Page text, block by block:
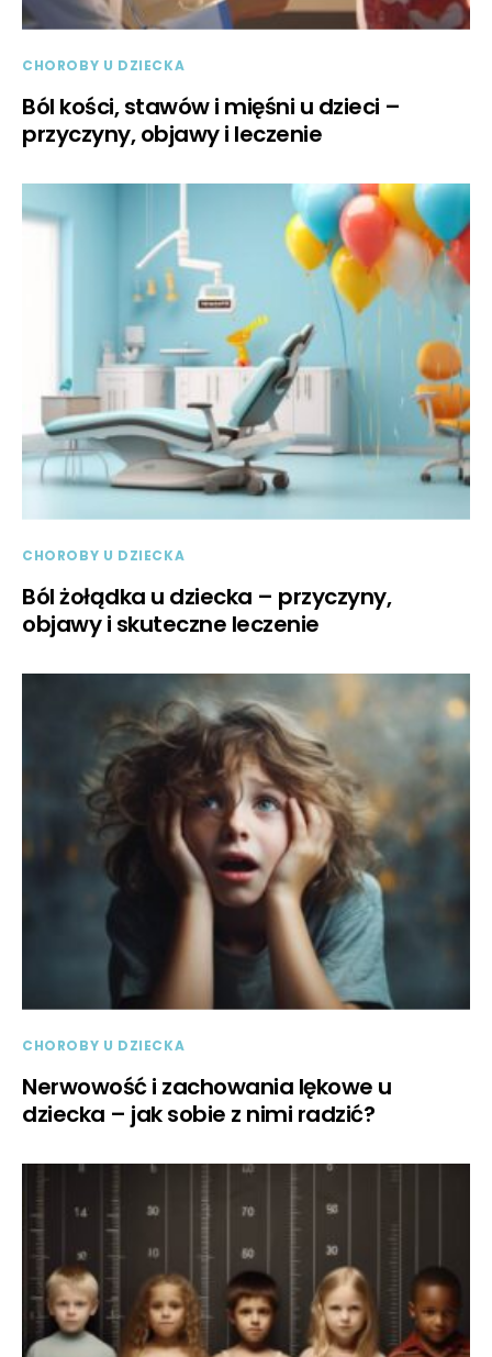
CHOROBY U DZIECKA
Ból kości, stawów i mięśni u dzieci –
przyczyny, objawy i leczenie
CHOROBY U DZIECKA
Ból żołądka u dziecka – przyczyny,
objawy i skuteczne leczenie
CHOROBY U DZIECKA
Nerwowość i zachowania lękowe u
dziecka – jak sobie z nimi radzić?